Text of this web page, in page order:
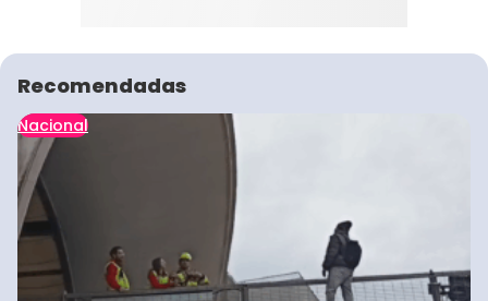
Recomendadas
Nacional